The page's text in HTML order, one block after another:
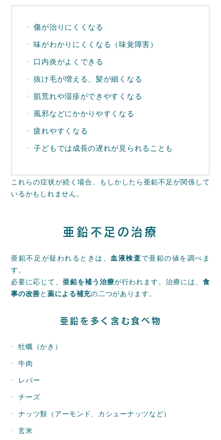
傷が治りにくくなる
味がわかりにくくなる（味覚障害）
口内炎がよくできる
抜け毛が増える、髪が細くなる
肌荒れや湿疹ができやすくなる
風邪などにかかりやすくなる
疲れやすくなる
子どもでは成長の遅れが見られることも
これらの症状が続く場合、もしかしたら亜鉛不足が関係して
いるかもしれません。
亜鉛不足の治療
亜鉛不足が疑われるときは、 血液検査で亜鉛の値を調べま
す。
必要に応じて、 亜鉛を補う治療が行われます。治療には、 食
事の改善と 薬による補充の二つがあります。
亜鉛を多く含む食べ物
牡蠣（かき）
牛肉
レバー
チーズ
ナッツ類（アーモンド、カシューナッツなど）
玄米